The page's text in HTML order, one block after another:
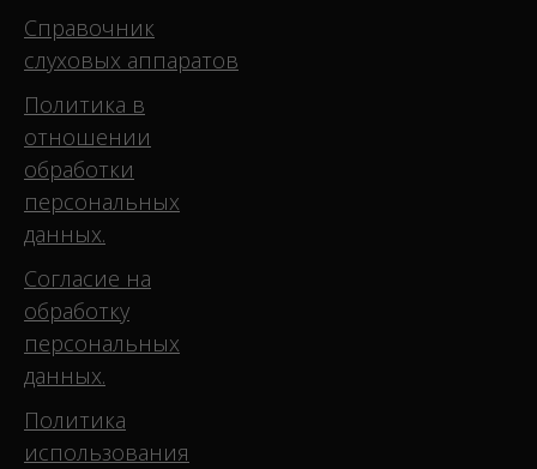
Справочник
слуховых аппаратов
Политика в
отношении
обработки
персональных
данных.
Согласие на
обработку
персональных
данных.
Политика
использования